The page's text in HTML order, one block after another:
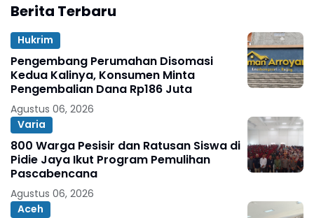
Berita Terbaru
Hukrim
Pengembang Perumahan Disomasi
Kedua Kalinya, Konsumen Minta
Pengembalian Dana Rp186 Juta
Agustus 06, 2026
Varia
800 Warga Pesisir dan Ratusan Siswa di
Pidie Jaya Ikut Program Pemulihan
Pascabencana
Agustus 06, 2026
Aceh